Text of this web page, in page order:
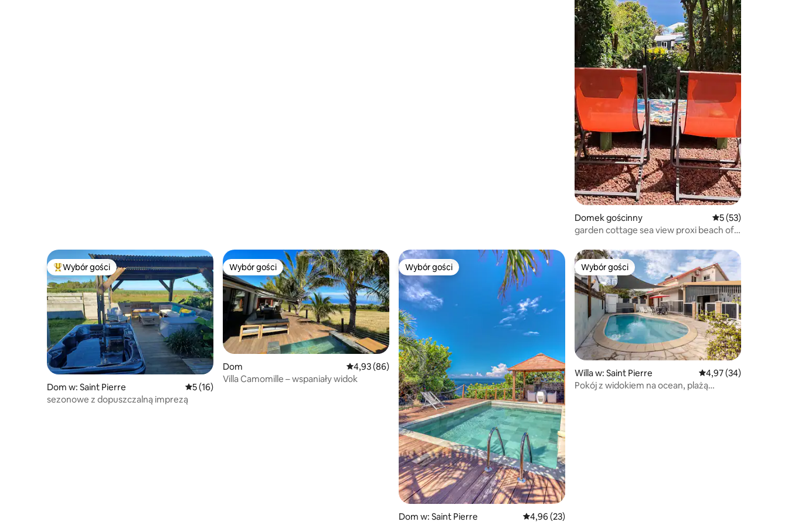
Domek gościnny Średnia ocena: 5
5 (53)
garden cottage sea view proxi beach of
Najpopularniejsze z kategorii Wybór gości
Wybór gości
Dom w: Saint Pierre Średnia ocena: 5 na 5, liczba recenzji: 16
5 (16)
sezonowe z dopuszczalną imprezą
Wybór gości
Wybór gości
Dom Średnia ocena: 4,93 na 5, liczba recenzji: 86
4,93 (86)
Villa Camomille – wspaniały widok
Wybór gości
Wybór gości
Dom w: Saint Pierre Średnia ocena: 4,96 na 5, liczba recenzji: 23
4,96 (23)
Wybór gości
Wybór gości
Willa w: Saint Pierre Średnia ocena: 4,97
4,97 (34)
Pokój z widokiem na ocean, plażą